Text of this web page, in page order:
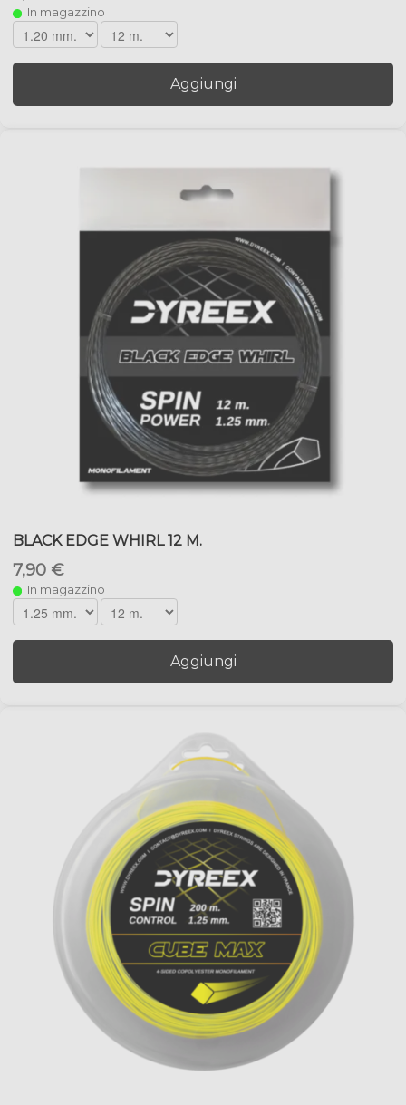
In magazzino
Aggiungi
BLACK EDGE WHIRL 12 M.
7,90 €
In magazzino
Aggiungi